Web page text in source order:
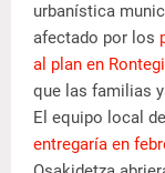
urbanística
afectado por los
al plan en Rontegi
que las familias
El equipo local
entregaría en